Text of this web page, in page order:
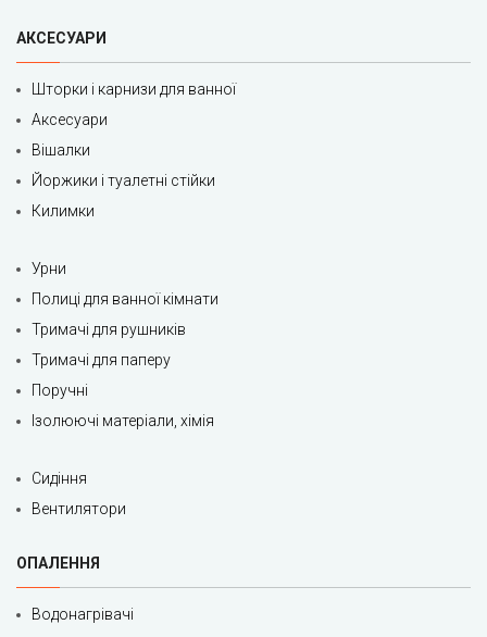
АКСЕСУАРИ
Шторки і карнизи для ванної
Аксесуари
Вішалки
Йоржики і туалетні стійки
Килимки
Урни
Полиці для ванної кімнати
Тримачі для рушників
Тримачі для паперу
Поручні
Ізолюючі матеріали, хімія
Сидіння
Вентилятори
ОПАЛЕННЯ
Водонагрівачі